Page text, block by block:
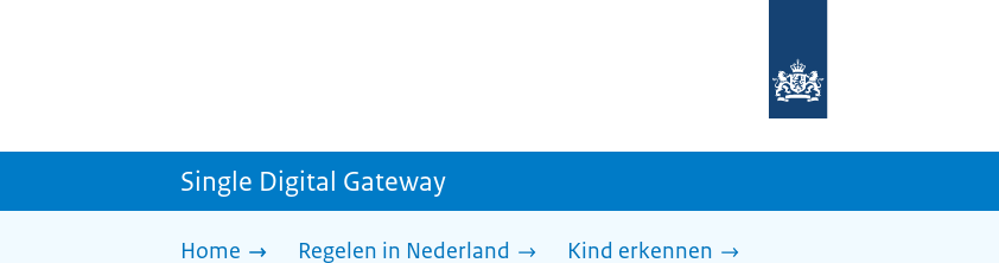
homepage
sdg.rijksoverheid.nl
Single Digital Gateway
Home Regelen in Nederland Kind erkennen